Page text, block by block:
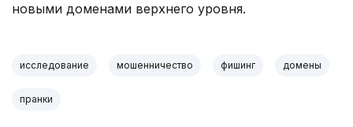
новыми доменами верхнего уровня.
исследование мошенничество фишинг домены
пранки